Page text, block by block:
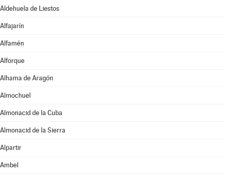
Aldehuela de Liestos
Alfajarín
Alfamén
Alforque
Alhama de Aragón
Almochuel
Almonacid de la Cuba
Almonacid de la Sierra
Alpartir
Ambel